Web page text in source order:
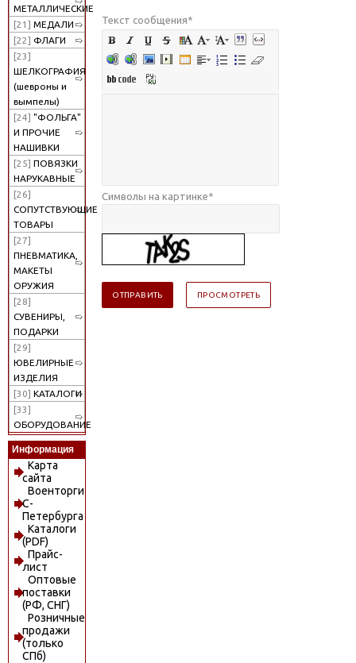
МЕТАЛЛИЧЕСКИЕ
[21] МЕДАЛИ
[22] ФЛАГИ
[23]
ШЕЛКОГРАФИЯ
(шевроны и
вымпелы)
[24] "ФОЛЬГА"
И ПРОЧИЕ
НАШИВКИ
[25] ПОВЯЗКИ
НАРУКАВНЫЕ
[26]
СОПУТСТВУЮЩИЕ
ТОВАРЫ
[27]
ПНЕВМАТИКА,
МАКЕТЫ
ОРУЖИЯ
[28]
СУВЕНИРЫ,
ПОДАРКИ
[29]
ЮВЕЛИРНЫЕ
ИЗДЕЛИЯ
[30] КАТАЛОГИ
[33]
ОБОРУДОВАНИЕ
Информация
Карта
сайта
Военторги
С-
Петербурга
Каталоги
(PDF)
Прайс-
лист
Оптовые
поставки
(РФ, СНГ)
Розничные
продажи
(только
СПб)
Текст сообщения*
Символы на картинке*